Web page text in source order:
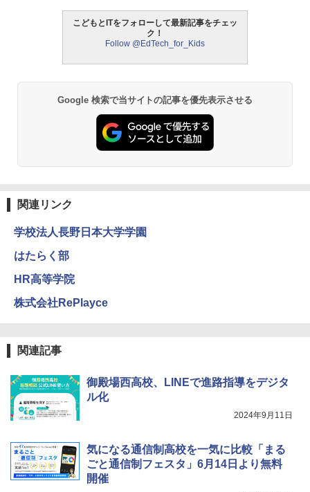
こどもとITをフォローして最新記事をチェッ
ク！
Follow @EdTech_for_Kids
Google 検索で当サイトの記事を優先表示させる
関連リンク
学校法人長野日本大学学園
はたらく部
HR高等学院
株式会社RePlayce
関連記事
御殿場西高校、LINEで進路指導をデジタ
ル化
2024年9月11日
気になる通信制高校を一気に比較「まる
ごと通信制フェスタ」6月14日より無料
開催